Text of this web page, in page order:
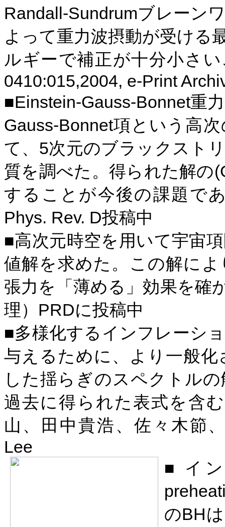
Randall-Sundrumブレーン
よって重力波摂動が受ける
ルギーで補正が十分小さ
0410:015,2004, e-Print
■Einstein-Gauss-Bonnet重
Gauss-Bonnet項という高
て、 5次元のブラックスト
質を調べた。得られた解の
することが今後の課題
Phys. Rev. D投稿中
■高次元時空を用いて宇宙
値解を求めた。この解に
張力を「薄める」効果を確
理） PRDに投稿中
■多様化するインフレーシ
与えるために、より一般
した揺らぎのスペクトル
過去に得られた表式を含
山、田中貴浩、佐々木節
Lee
■ イ
のBH